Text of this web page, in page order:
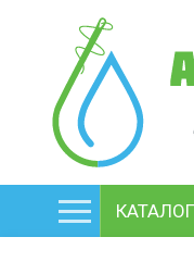
КАТАЛОГ